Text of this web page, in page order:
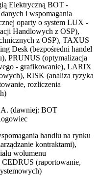
Elektryczną BOT -
i wspomagania
oparty o system LUX -
Handlowych z OSP),
z OSP), TAXUS
Desk (bezpośredni handel
PRUNUS (optymalizacja
- grafikowanie), LARIX
RISK (analiza ryzyka
rozliczenia
(dawniej: BOT
handlu na rynku
kontraktami),
wolumenu
(raportowanie,